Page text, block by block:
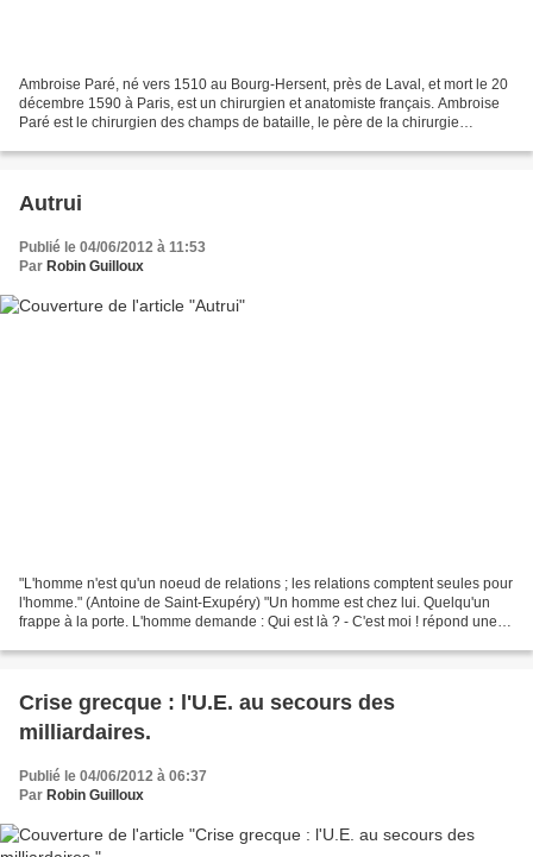
Ambroise Paré, né vers 1510 au Bourg-Hersent, près de Laval, et mort le 20
décembre 1590 à Paris, est un chirurgien et anatomiste français. Ambroise
Paré est le chirurgien des champs de bataille, le père de la chirurgie
Autrui
Publié le 04/06/2012 à 11:53
Par Robin Guilloux
"L'homme n'est qu'un noeud de relations ; les relations comptent seules pour
l'homme." (Antoine de Saint-Exupéry) "Un homme est chez lui. Quelqu'un
frappe à la porte. L'homme demande : Qui est là ? - C'est moi ! répond une
Crise grecque : l'U.E. au secours des
milliardaires.
Publié le 04/06/2012 à 06:37
Par Robin Guilloux